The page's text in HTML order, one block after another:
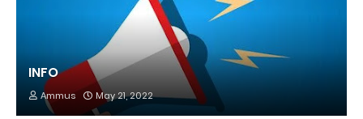
INFO
Ammus May 21, 2022